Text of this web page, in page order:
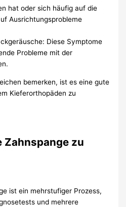
hat oder sich häufig auf die
Ausrichtungsprobleme
Diese Symptome
Probleme mit der
bemerken, ist es eine gute
Kieferorthopäden zu
Zahnspange zu
ist ein mehrstufiger Prozess,
und mehrere